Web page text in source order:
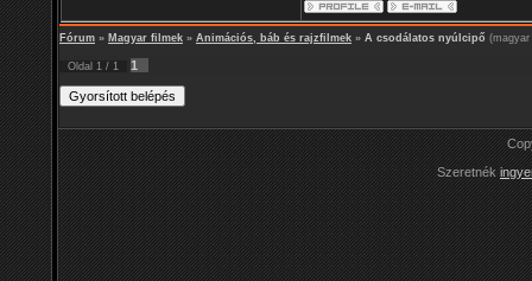
Fórum » Magyar filmek » Animációs, báb és rajzfilmek » A csodálatos nyúlcipő
Oldal 1 / 1 1
Szeretnék